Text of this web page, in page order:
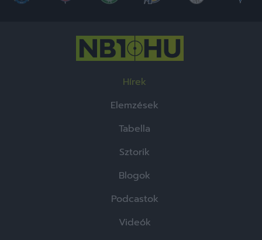
Hírek
Elemzések
Tabella
Sztorik
Blogok
Podcastok
Videók